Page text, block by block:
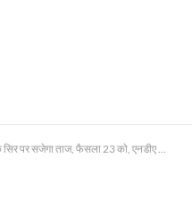
ताज, फैसला 23 काे, एनडीए और आईएनडीआईए में उत्साह